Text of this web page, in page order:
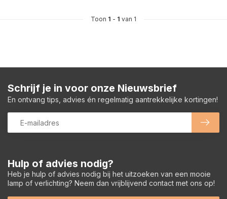
Toon 1 - 1 van 1
Hulp of advies nodig?
Heb je hulp of advies nodig bij het uitzoeken van een mooie
lamp of verlichting? Neem dan vrijblijvend contact met ons op!
Schrijf je in voor onze Nieuwsbrief
En ontvang tips, advies én regelmatig aantrekkelijke kortingen!